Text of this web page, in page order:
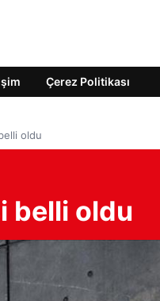
Çerez Politikası
oldu
belli oldu